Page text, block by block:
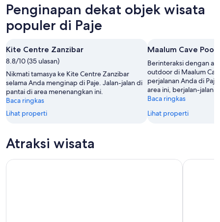
9
-
Agu
besok
malam,
10
-
11
Agu
Paje
untuk
akhir
berikutnya,
14
Agu
-
16
Agu
Penginapan dekat objek wisata
populer di Paje
Kite Centre Zanzibar
8.8/10 (35 ulasan)
Nikmati tamasya ke Kite Centre Zanzibar
selama Anda menginap di Paje. Jalan-jalan di
pantai di area menenangkan ini.
Baca ringkas
Lihat properti
Maalum Cave Pool
Berinteraksi dengan
outdoor di Maalum
perjalanan Anda di
area ini, berjalan-
Baca ringkas
Lihat properti
Atraksi wisata
Zanzibar Kunjungan ke Restoran Batu dan Tur GuaZanzibar: